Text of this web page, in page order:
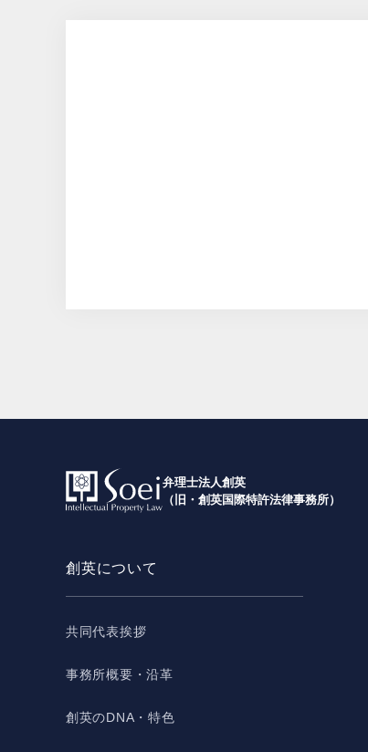
弁理士法人創英
（旧・創英国際特許法律事務所）
創英について
共同代表挨拶
事務所概要・沿革
創英のDNA・特色